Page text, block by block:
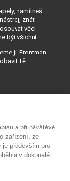
namítneš.
znát
věci
být všichni.
ji. Frontman
Tě.
a při návštěvě
zařízení, ze
je především pro
v dokonalé